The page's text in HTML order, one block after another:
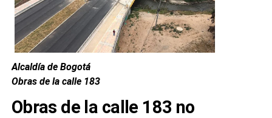
Alcaldía de Bogotá
Obras de la calle 183
Obras de la calle 183 no